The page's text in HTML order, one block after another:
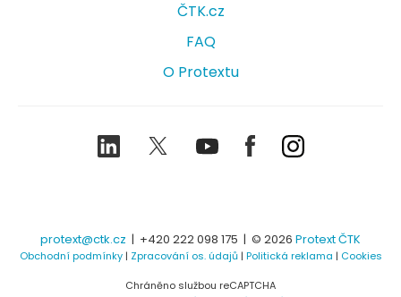
ČTK.cz
FAQ
O Protextu
LinkedIn TwitterYoutubeFacebookInstagram
protext@ctk.cz | +420 222 098 175 | © 2026 Protext ČTK
Obchodní podmínky| Zpracování os. údajů| Politická reklama | Cookies
Chráněno službou reCAPTCHA